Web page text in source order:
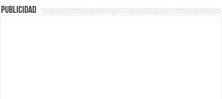
Publicidad